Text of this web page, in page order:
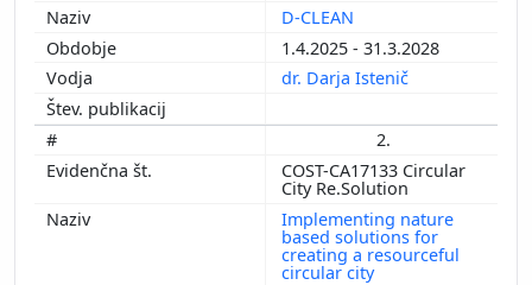
D-CLEAN
1.4.2025 - 31.3.2028
dr. Darja Istenič
2.
COST-CA17133 Circular
City Re.Solution
Implementing nature
based solutions for
creating a resourceful
circular city